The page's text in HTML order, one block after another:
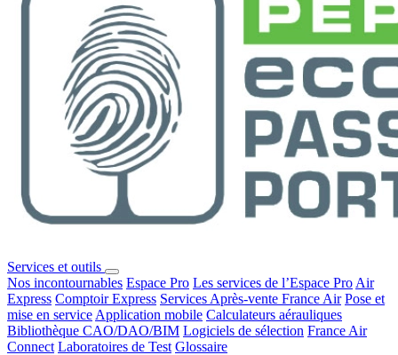
Services et outils
Nos incontournables Espace Pro Les services de l’Espace Pro Air
Express Comptoir Express Services Après-vente France Air Pose et
mise en service Application mobile Calculateurs aérauliques
Bibliothèque CAO/DAO/BIM Logiciels de sélection France Air
Connect Laboratoires de Test Glossaire